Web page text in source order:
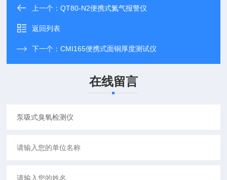
上一个：QT80-N2便携式氮气报警仪
返回列表
下一个：CMI165便携式面铜厚度测试仪
在线留言